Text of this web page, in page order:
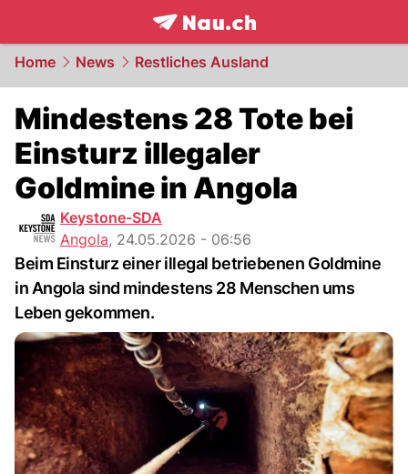
frontpage.NAU.ch
Home News Restliches Ausland
Mindestens 28 Tote bei
Einsturz illegaler
Goldmine in Angola
Keystone-SDA
Angola, 24.05.2026 - 06:56
Beim Einsturz einer illegal betriebenen Goldmine
in Angola sind mindestens 28 Menschen ums
Leben gekommen.